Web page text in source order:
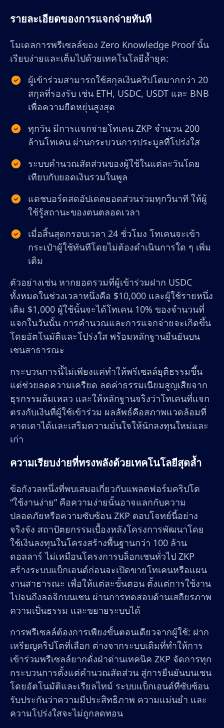
รายละเอียดของการแจกจ่ายทันที
โมเดลการพรีเซลล์ของ Zero Knowledge Proof นั้น
เรียบง่ายและเต็มไปด้วยเทคโนโลยีล้ำยุค:
ผู้เข้าร่วมสามารถใช้สกุลเงินคริปโตมากกว่า 20
สกุลที่รองรับ เช่น ETH, USDC, USDT และ BNB
เพื่อความยืดหยุ่นสูงสุด
ทุกวัน มีการแจกจ่ายโทเคน ZKP จำนวน 200
ล้านโทเคน ผ่านกระบวนการประมูลที่โปร่งใส
ระบบคำนวณสัดส่วนของผู้ใช้ในแต่ละวันโดย
เทียบกับยอดเงินรวมในพูล
แดชบอร์ดสดอัปเดตยอดส่วนร่วมทุกวินาที ให้ผู้
ใช้รู้สถานะของตนตลอดเวลา
เมื่อสิ้นสุดกรอบเวลา 24 ชั่วโมง โทเคนจะเข้า
กระเป๋าผู้ใช้ทันทีโดยไม่ต้องดำเนินการใด ๆ เพิ่ม
เติม
ตัวอย่างเช่น หากยอดรวมที่ผู้เข้าร่วมฝาก USDC
ทั้งหมดในช่วงเวลาหนึ่งคือ $10,000 และผู้ใช้รายหนึ่ง
เติม $1,000 ผู้ใช้นั้นจะได้โทเคน 10% ของจำนวนที่
แจกในวันนั้น การคำนวณและการแจกจ่ายจะเกิดขึ้น
โดยอัตโนมัติและโปร่งใส พร้อมหลักฐานยืนยันบน
เชนสาธารณะ
กระบวนการนี้ไม่เพียงแค่ทำให้พรีเซลล์ยุติธรรมขึ้น
แต่ช่วยลดความเครียด ลดค่าธรรมเนียมสูญเสียจาก
ธุรกรรมล้มเหลว และให้หลักฐานจริงว่าโทเคนที่แจก
ตรงกับเงินที่ผู้ใช้เข้าร่วม ผลลัพธ์คือสภาพแวดล้อมที่
คาดเดาได้และเสริมความมั่นใจให้นักลงทุนใหม่และ
เก่า
ความเรียบง่ายที่ทรงพลังด้วยเทคโนโลยีสุดล้ำ
ข้อกังวลหนึ่งที่พบเสมอเกี่ยวกับแพลตฟอร์มคริปโต
“ใช้งานง่าย” คือความง่ายนั้นอาจแลกกับความ
ปลอดภัยหรือความซับซ้อน ZKP ตอบโจทย์นี้อย่าง
จริงจัง สถาปัตยกรรมเบื้องหลังโครงการพัฒนาโดย
ใช้เงินลงทุนในโครงสร้างพื้นฐานกว่า 100 ล้าน
ดอลลาร์ ไม่เหมือนโครงการบล็อกเชนทั่วไป ZKP
สร้างระบบแบ็กเอนด์ก่อนจะเปิดขายโทเคนหรือแผน
งานสาธารณะ เพื่อให้แต่ละขั้นตอน ตั้งแต่การใช้งาน
ไปจนถึงลอจิกบนเชน ผ่านการทดสอบด้านเสถียรภาพ
ความเป็นธรรม และขยายระบบได้
การพรีเซลล์ต้องการเพียงขั้นตอนเดียวจากผู้ใช้: ฝาก
เหรียญคริปโตที่เลือก ต่างจากระบบเดิมที่ทำให้การ
เข้าร่วมพรีเซลล์ยากดั่งฝ่าด่านเทคนิค ZKP จัดการทุก
กระบวนการตั้งแต่คำนวณสัดส่วน สู่การยืนยันบนเชน
โดยอัตโนมัติและเรียลไทม์ ระบบแบ็กเอนด์ที่ซับซ้อน
รับประกันว่าความมีประสิทธิภาพ ความแม่นยำ และ
ความโปร่งใสจะไม่ถูกลดทอน